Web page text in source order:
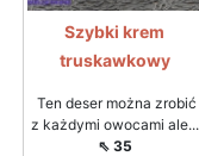
Szybki krem
truskawkowy
Ten deser można zrobić
z każdymi owocami ale...
⇖ 35